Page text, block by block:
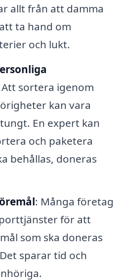
allt från att damma
ta hand om
och lukt.
sortera igenom
kan vara
En expert kan
och paketera
behållas, doneras
: Många företag
för att
som ska doneras
sparar tid och